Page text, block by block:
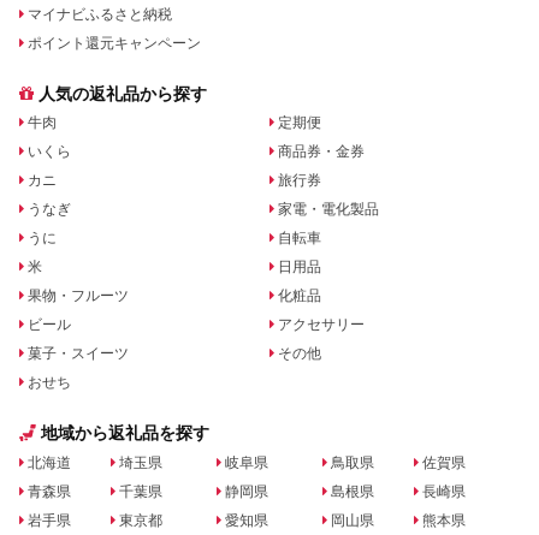
マイナビふるさと納税
ポイント還元キャンペーン
人気の返礼品から探す
牛肉
いくら
カニ
うなぎ
うに
米
果物・フルーツ
ビール
菓子・スイーツ
おせち
定期便
商品券・金券
旅行券
家電・電化製品
自転車
日用品
化粧品
アクセサリー
その他
地域から返礼品を探す
北海道
青森県
岩手県
埼玉県
千葉県
東京都
岐阜県
静岡県
愛知県
鳥取県
島根県
岡山県
佐賀県
長崎県
熊本県